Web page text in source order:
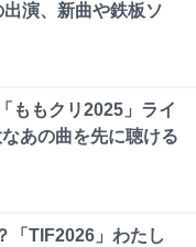
演、新曲や鉄板ソ
ももクリ2025」ライ
あの曲を先に聴ける
「TIF2026」わたし